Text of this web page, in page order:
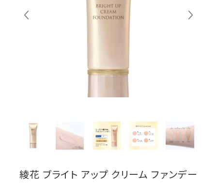
綾花 ブライト アップ クリーム ファンデー